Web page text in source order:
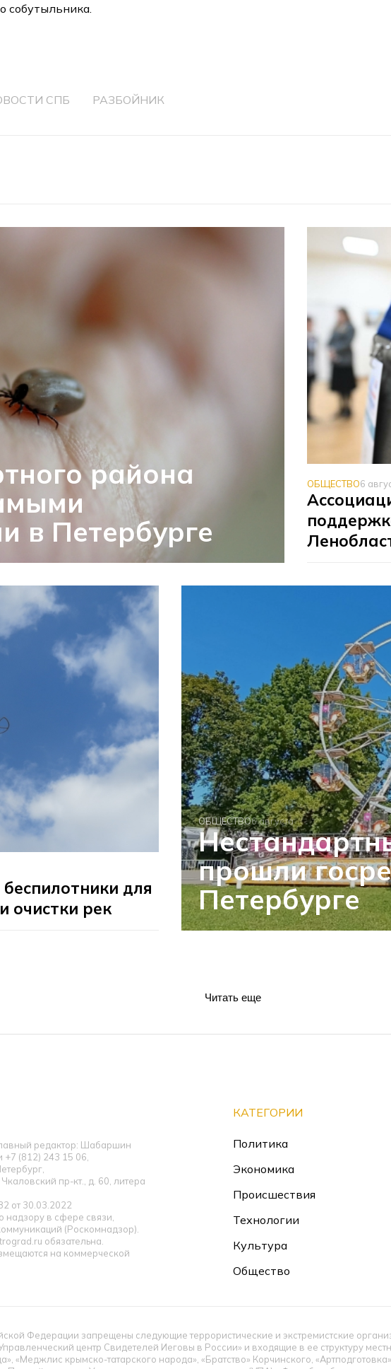
собутыльника.
СПБ РАЗБОЙНИК
района
в Петербурге
ОБЩЕСТВО6
для
очистки рек
ОБЩЕСТВО6 августа
прошли
Петербурге
Читать еще
редактор: Шабаршин
(812) 243 15 06,
пр-кт., д. 60, литера
от 30.03.2022
в сфере связи,
(Роскомнадзор).
обязательна.
на коммерческой
КАТЕГОРИИ
Политика
Экономика
Происшествия
Технологии
Культура
Общество
Федерации запрещены следующие террористические и экстремистские
центр Свидетелей Иеговы в России» и входящие в ее структуру
«Меджлис крымско-татарского народа», «Братство» Корчинского,